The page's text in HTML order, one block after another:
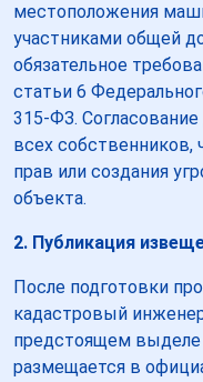
местоположения
участниками общей
обязательное
статьи 6
315-ФЗ.
всех
прав или создания
объекта.
2. Публикация
После подготовки
кадастровый
предстоящем
размещается в